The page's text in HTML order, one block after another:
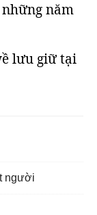
năm
lưu giữ tại
người